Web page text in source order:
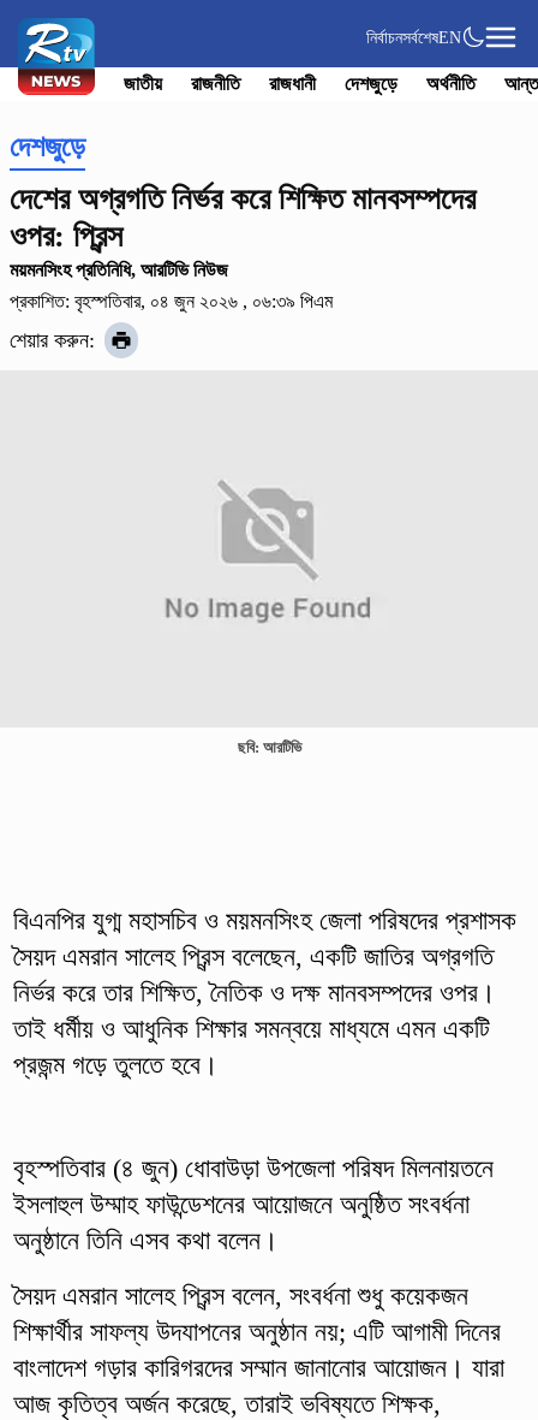
নির্বাচনসর্বশেষEN
জাতীয় রাজনীতি রাজধানী দেশজুড়ে অর্থনীতি
দেশজুড়ে
দেশের অগ্রগতি নির্ভর করে শিক্ষিত মানবসম্পদের
ওপর: প্রিন্স
ময়মনসিংহ প্রতিনিধি, আরটিভি নিউজ
প্রকাশিত: বৃহস্পতিবার, ০৪ জুন ২০২৬ , ০৬:৩৯ পিএম
শেয়ার করুন:
ছবি: আরটিভি
বিএনপির যুগ্ম মহাসচিব ও ময়মনসিংহ জেলা পরিষদের প্রশাসক
সৈয়দ এমরান সালেহ প্রিন্স বলেছেন, একটি জাতির অগ্রগতি
নির্ভর করে তার শিক্ষিত, নৈতিক ও দক্ষ মানবসম্পদের ওপর।
তাই ধর্মীয় ও আধুনিক শিক্ষার সমন্বয়ে মাধ্যমে এমন একটি
প্রজন্ম গড়ে তুলতে হবে।
বৃহস্পতিবার (৪ জুন) ধোবাউড়া উপজেলা পরিষদ মিলনায়তনে
ইসলাহুল উম্মাহ ফাউন্ডেশনের আয়োজনে অনুষ্ঠিত সংবর্ধনা
অনুষ্ঠানে তিনি এসব কথা বলেন।
সৈয়দ এমরান সালেহ প্রিন্স বলেন, সংবর্ধনা শুধু কয়েকজন
শিক্ষার্থীর সাফল্য উদযাপনের অনুষ্ঠান নয়; এটি আগামী দিনের
বাংলাদেশ গড়ার কারিগরদের সম্মান জানানোর আয়োজন। যারা
আজ কৃতিত্ব অর্জন করেছে, তারাই ভবিষ্যতে শিক্ষক,